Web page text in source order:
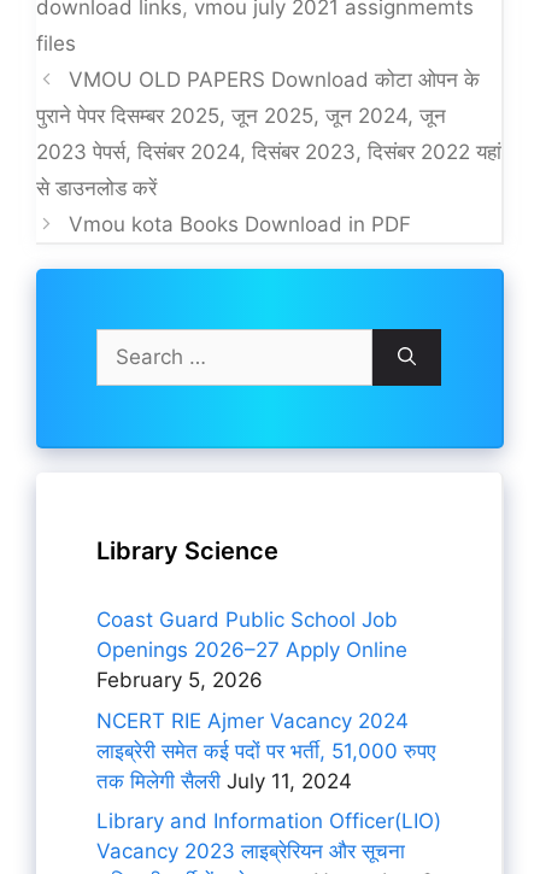
download links, vmou july 2021 assignmemts
files
VMOU OLD PAPERS Download कोटा ओपन के
पुराने पेपर दिसम्बर 2025, जून 2025, जून 2024, जून
2023 पेपर्स, दिसंबर 2024, दिसंबर 2023, दिसंबर 2022 यहां
से डाउनलोड करें
Vmou kota Books Download in PDF
Search
for:
Library Science
Coast Guard Public School Job
Openings 2026–27 Apply Online
February 5, 2026
NCERT RIE Ajmer Vacancy 2024
लाइब्रेरी समेत कई पदों पर भर्ती, 51,000 रुपए
तक मिलेगी सैलरी July 11, 2024
Library and Information Officer(LIO)
Vacancy 2023 लाइब्रेरियन और सूचना